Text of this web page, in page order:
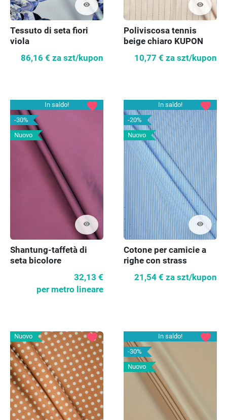
visibility
Tessuto di seta fiori
viola
86,16 € za szt/kupon
visibility
Poliviscosa tennis
beige chiaro KUPON
10,77 € za szt/kupon
In saldo!
-30%
Nuovo
visibility
favorite
Shantung-taffetà di
seta bicolore
32,13 €
per metro lineare
In saldo!
-20%
Nuovo
visibility
favorite
Cotone per camicie a
righe con strass
21,54 € za szt/kupon
Nuovo favorite
In saldo!
-30%
Nuovo
favorite